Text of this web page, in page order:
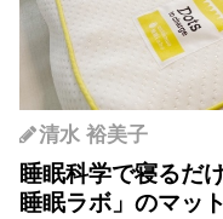
清水 裕美子
睡眠科学で寝るだ
睡眠ラボ」のマッ